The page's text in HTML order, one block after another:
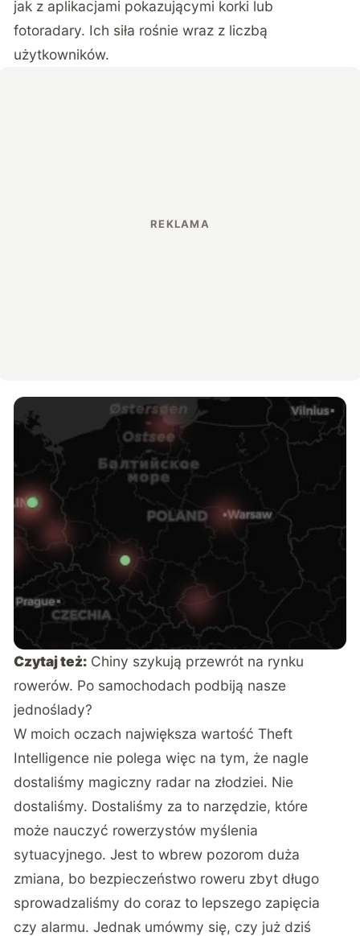
jak z aplikacjami pokazującymi korki lub
fotoradary. Ich siła rośnie wraz z liczbą
użytkowników.
Czytaj też: Chiny szykują przewrót na rynku
rowerów. Po samochodach podbiją nasze
jednoślady?
W moich oczach największa wartość Theft
Intelligence nie polega więc na tym, że nagle
dostaliśmy magiczny radar na złodziei. Nie
dostaliśmy. Dostaliśmy za to narzędzie, które
może nauczyć rowerzystów myślenia
sytuacyjnego. Jest to wbrew pozorom duża
zmiana, bo bezpieczeństwo roweru zbyt długo
sprowadzaliśmy do coraz to lepszego zapięcia
czy alarmu. Jednak umówmy się, czy już dziś